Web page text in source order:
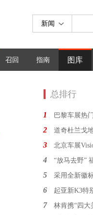
新闻
召回 指南 图库
总排行
1 巴黎车展热
2 道奇杜兰戈
3 北京车展
4 “放马去野”
5 采用全新徽
6 起亚新K3特
7 林肯携“四大